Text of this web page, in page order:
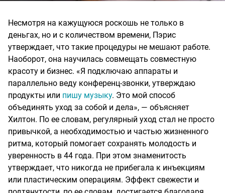
Несмотря на кажущуюся роскошь не только в
деньгах, но и с количеством времени, Пэрис
утверждает, что такие процедуры не мешают работе.
Наоборот, она научилась совмещать совместную
красоту и бизнес. «Я подключаю аппараты и
параллельно веду конференц-звонки, утверждаю
продукты или пишу музыку. Это мой способ
объединять уход за собой и дела», — объясняет
Хилтон. По ее словам, регулярный уход стал не просто
привычкой, а необходимостью и частью жизненного
ритма, который помогает сохранять молодость и
уверенность в 44 года. При этом знаменитость
утверждает, что никогда не прибегала к инъекциям
или пластическим операциям. Эффект свежести и